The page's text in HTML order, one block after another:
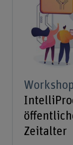
Workshop
Zeitalter